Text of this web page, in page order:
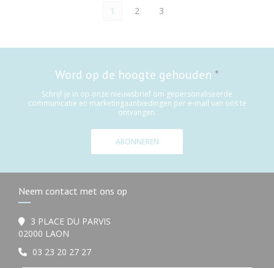
1 2 3
Word op de hoogte gehouden *
Schrijf je in op onze nieuwsbrief om gepersonaliseerde
communicatie en marketingaanbiedingen per e-mail van ons te
ontvangen.
ABONNEREN
Neem contact met ons op
3 PLACE DU PARVIS
02000 LAON
03 23 20 27 27